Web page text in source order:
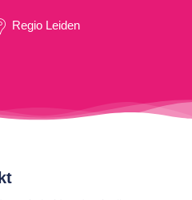
Regio Leiden